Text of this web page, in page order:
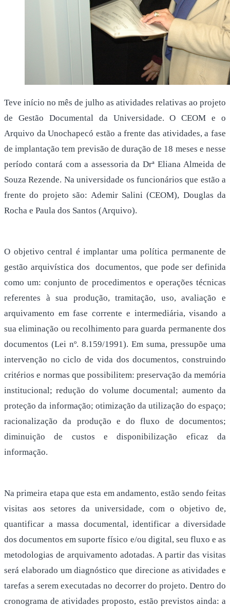
Teve início no mês de julho as atividades relativas ao projeto
de Gestão Documental da Universidade. O CEOM e o
Arquivo da Unochapecó estão a frente das atividades, a fase
de implantação tem previsão de duração de 18 meses e nesse
período contará com a assessoria da Drª Eliana Almeida de
Souza Rezende. Na universidade os funcionários que estão a
frente do projeto são: Ademir Salini (CEOM), Douglas da
Rocha e Paula dos Santos (Arquivo).
O objetivo central é implantar uma política permanente de
gestão arquivística dos documentos, que pode ser definida
como um: conjunto de procedimentos e operações técnicas
referentes à sua produção, tramitação, uso, avaliação e
arquivamento em fase corrente e intermediária, visando a
sua eliminação ou recolhimento para guarda permanente dos
documentos (Lei nº. 8.159/1991). Em suma, pressupõe uma
intervenção no ciclo de vida dos documentos, construindo
critérios e normas que possibilitem: preservação da memória
institucional; redução do volume documental; aumento da
proteção da informação; otimização da utilização do espaço;
racionalização da produção e do fluxo de documentos;
diminuição de custos e disponibilização eficaz da
informação.
Na primeira etapa que esta em andamento, estão sendo feitas
visitas aos setores da universidade, com o objetivo de,
quantificar a massa documental, identificar a diversidade
dos documentos em suporte físico e/ou digital, seu fluxo e as
metodologias de arquivamento adotadas. A partir das visitas
será elaborado um diagnóstico que direcione as atividades e
tarefas a serem executadas no decorrer do projeto. Dentro do
cronograma de atividades proposto, estão previstos ainda: a